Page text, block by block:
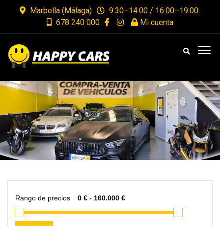
Marbella (Málaga)
9:30–14:00 / 16:00–19:00
678 240 000
Mi cuenta
Rango de precios